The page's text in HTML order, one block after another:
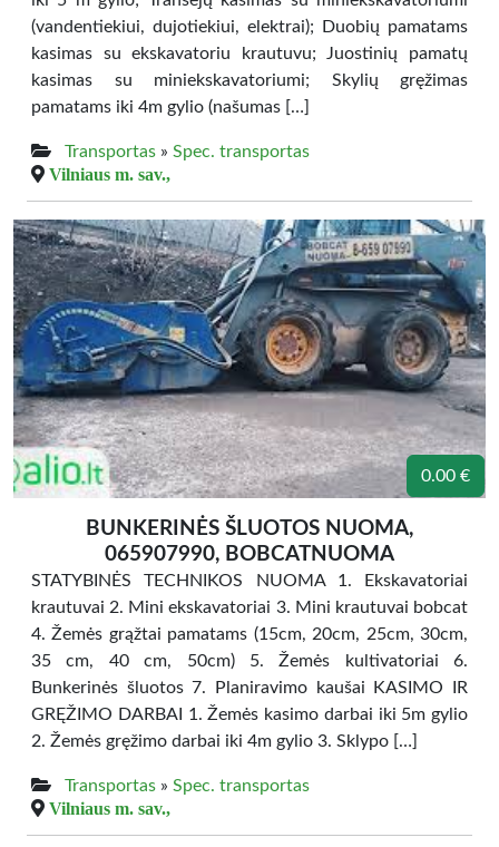
(vandentiekiui, dujotiekiui, elektrai); Duobių pamatams
kasimas su ekskavatoriu krautuvu; Juostinių pamatų
kasimas su miniekskavatoriumi; Skylių gręžimas
pamatams iki 4m gylio (našumas […]
Transportas » Spec. transportas
Vilniaus m. sav.,
0.00 €
BUNKERINĖS ŠLUOTOS NUOMA,
065907990, BOBCATNUOMA
STATYBINĖS TECHNIKOS NUOMA 1. Ekskavatoriai
krautuvai 2. Mini ekskavatoriai 3. Mini krautuvai bobcat
4. Žemės grąžtai pamatams (15cm, 20cm, 25cm, 30cm,
35 cm, 40 cm, 50cm) 5. Žemės kultivatoriai 6.
Bunkerinės šluotos 7. Planiravimo kaušai KASIMO IR
GRĘŽIMO DARBAI 1. Žemės kasimo darbai iki 5m gylio
2. Žemės gręžimo darbai iki 4m gylio 3. Sklypo […]
Transportas » Spec. transportas
Vilniaus m. sav.,